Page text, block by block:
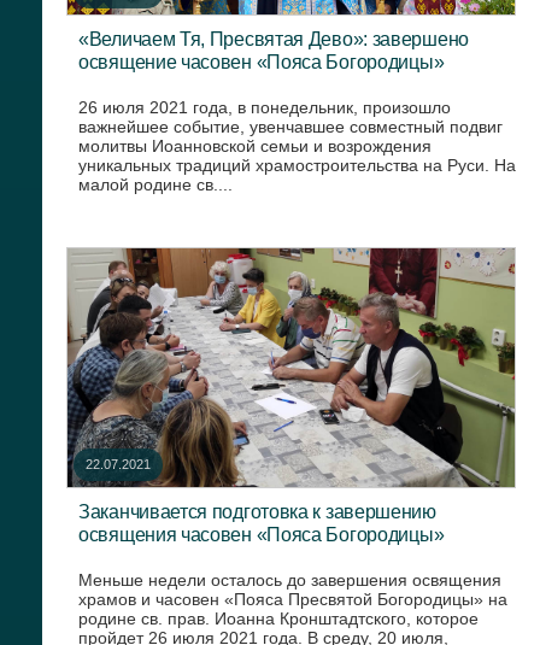
«Величаем Тя, Пресвятая Дево»: завершено
освящение часовен «Пояса Богородицы»
26 июля 2021 года, в понедельник, произошло
важнейшее событие, увенчавшее совместный подвиг
молитвы Иоанновской семьи и возрождения
уникальных традиций храмостроительства на Руси. На
малой родине св....
22.07.2021
Заканчивается подготовка к завершению
освящения часовен «Пояса Богородицы»
Меньше недели осталось до завершения освящения
храмов и часовен «Пояса Пресвятой Богородицы» на
родине св. прав. Иоанна Кронштадтского, которое
пройдет 26 июля 2021 года. В среду, 20 июля,